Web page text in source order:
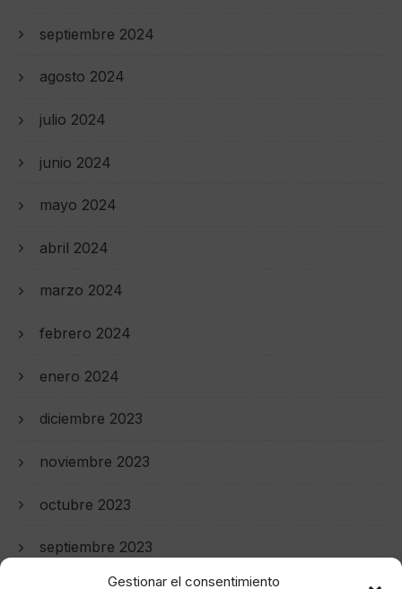
Gestionar el consentimiento
septiembre 2024
agosto 2024
julio 2024
junio 2024
mayo 2024
abril 2024
marzo 2024
febrero 2024
enero 2024
diciembre 2023
noviembre 2023
octubre 2023
septiembre 2023